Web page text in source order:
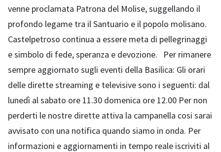
venne proclamata Patrona del Molise, suggellando il
profondo legame tra il Santuario e il popolo molisano.
Castelpetroso continua a essere meta di pellegrinaggi
e simbolo di fede, speranza e devozione. Per rimanere
sempre aggiornato sugli eventi della Basilica: Gli orari
delle dirette streaming e televisive sono i seguenti: dal
lunedì al sabato ore 11.30 domenica ore 12.00 Per non
perderti le nostre dirette attiva la campanella cosi sarai
avvisato con una notifica quando siamo in onda. Per
informazioni e aggiornamenti in tempo reale iscriviti al